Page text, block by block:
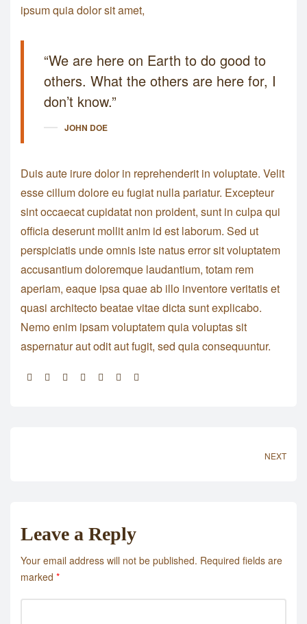
ipsum quia dolor sit amet,
“We are here on Earth to do good to
others. What the others are here for, I
don’t know.”
JOHN DOE
Duis aute irure dolor in reprehenderit in voluptate. Velit
esse cillum dolore eu fugiat nulla pariatur. Excepteur
sint occaecat cupidatat non proident, sunt in culpa qui
officia deserunt mollit anim id est laborum. Sed ut
perspiciatis unde omnis iste natus error sit voluptatem
accusantium doloremque laudantium, totam rem
aperiam, eaque ipsa quae ab illo inventore veritatis et
quasi architecto beatae vitae dicta sunt explicabo.
Nemo enim ipsam voluptatem quia voluptas sit
aspernatur aut odit aut fugit, sed quia consequuntur.
Share:
NEXT
Leave a Reply
Your email address will not be published. Required fields are
marked *